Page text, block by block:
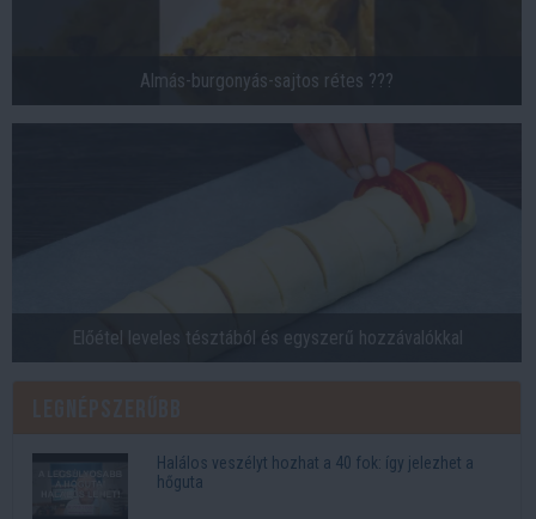
Almás-burgonyás-sajtos rétes ???
Előétel leveles tésztából és egyszerű hozzávalókkal
Halálos veszélyt hozhat a 40 fok: így jelezhet a
hőguta